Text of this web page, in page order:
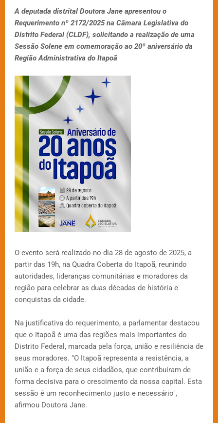
A deputada distrital Doutora Jane apresentou o
Requerimento nº 2172/2025 na Câmara Legislativa do
Distrito Federal (CLDF), solicitando a realização de uma
Sessão Solene em comemoração ao 20º aniversário da
Região Administrativa do Itapoã
O evento será realizado no dia 28 de agosto de 2025, a
partir das 19h, na Quadra Coberta do Itapoã, reunindo
autoridades, lideranças comunitárias e moradores da
região para celebrar as duas décadas de história e
conquistas da cidade.
Na justificativa do requerimento, a parlamentar destacou
que o Itapoã é uma das regiões mais importantes do
Distrito Federal, marcada pela força, união e resiliência de
seus moradores. "O Itapoã representa a resistência, a
união e a força de seus cidadãos, que contribuíram de
forma decisiva para o crescimento da nossa capital. Esta
sessão é um reconhecimento justo e necessário",
afirmou Doutora Jane.